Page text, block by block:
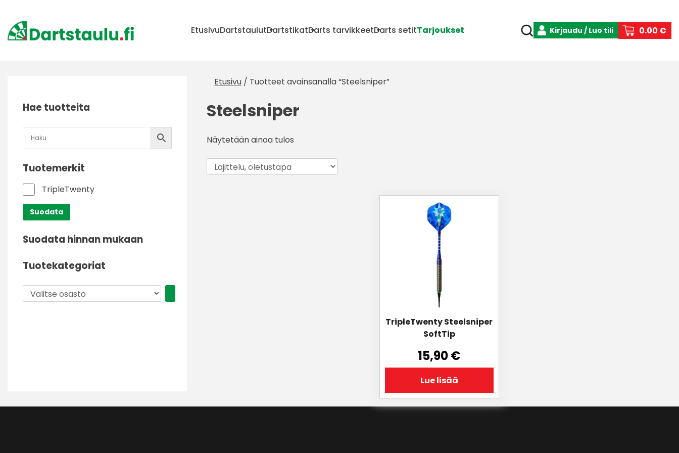
content
EtusivuDartstaulutDartstikatDarts tarvikkeetDarts setitTarjoukset Kirjaudu / Luo tili 0.00 €
Hae tuotteita
Tuotemerkit
TripleTwenty
Suodata
Suodata hinnan mukaan
Tuotekategoriat
Valitse
osasto
Etusivu / Tuotteet avainsanalla “Steelsniper”
Steelsniper
Näytetään ainoa tulos
TripleTwenty Steelsniper
SoftTip
15,90€
Lue lisää